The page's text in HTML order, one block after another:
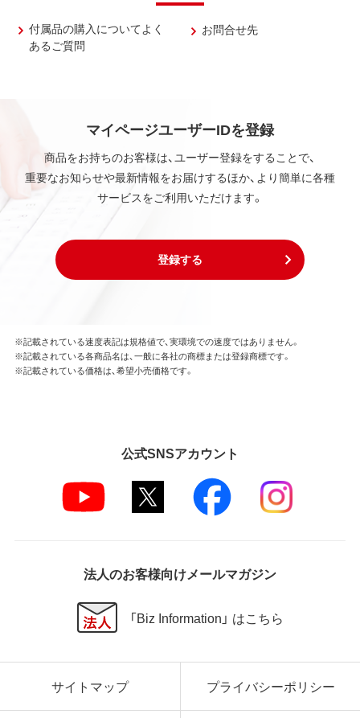
付属品の購入についてよく
あるご質問
お問合せ先
マイページユーザーIDを登録
商品をお持ちのお客様は、ユーザー登録をすることで、
重要なお知らせや最新情報をお届けするほか、より簡単に各種
サービスをご利用いただけます。
登録する
※記載されている速度表記は規格値で、実環境での速度ではありません。
※記載されている各商品名は、一般に各社の商標または登録商標です。
※記載されている価格は、希望小売価格です。
公式SNSアカウント
法人のお客様向けメールマガジン
「Biz Information」 はこちら
サイトマップ プライバシーポリシー